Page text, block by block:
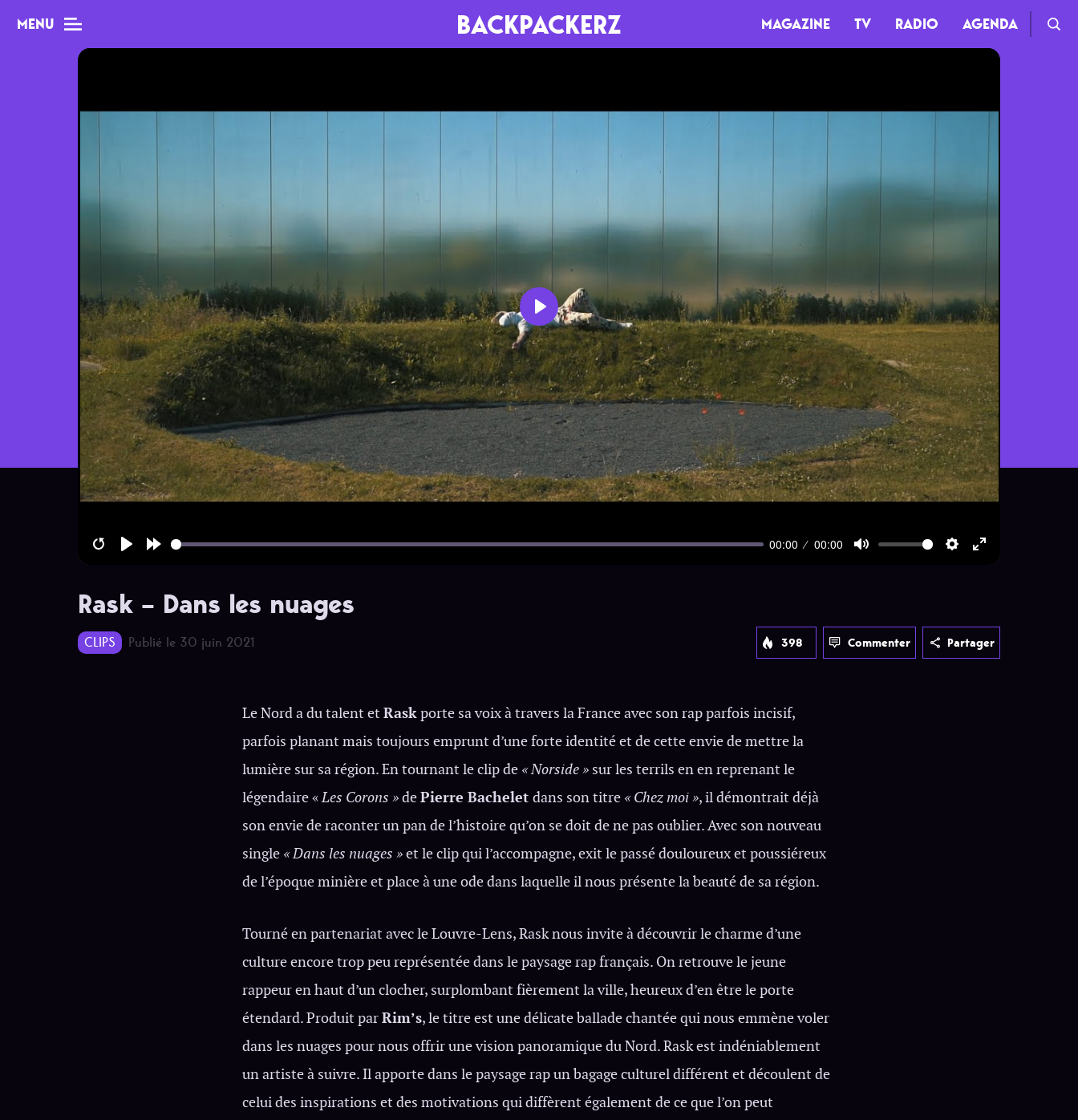
MENU BACKPACKERZ MAGAZINE TV RADIO AGENDA
MAG
Chroniques
Sorties
Newsletter
AGENDA RADIO
Mixes
TV
Live
Documentaires
00:00 00:00
Enter
Play
Rask – Dans les nuages
CLIPS Publié le 30 juin 2021 398 Commenter Partager
Le Nord a du talent et Raskporte sa voix à travers la France avec son rap parfois incisif,
parfois planant mais toujours emprunt d’une forte identité et de cette envie de mettre la
lumière sur sa région. En tournant le clip de « Norside » sur les terrils en en reprenant le
légendaire «Les Corons »dePierre Bachelet dans son titre « Chez moi », il démontrait déjà
son envie de raconter un pan de l’histoire qu’on se doit de ne pas oublier. Avec son nouveau
single « Dans les nuages »et le clip qui l’accompagne, exit le passé douloureux et poussiéreux
de l’époque minière et place à une ode dans laquelle il nous présente la beauté de sa région.
Tourné en partenariat avec le Louvre-Lens, Rask nous invite à découvrir le charme d’une
culture encore trop peu représentée dans le paysage rap français. On retrouve le jeune
rappeur en haut d’un clocher, surplombant fièrement la ville, heureux d’en être le porte
étendard. Produit parRim’s, le titre est une délicate ballade chantée qui nous emmène voler
dans les nuages pour nous offrir une vision panoramique du Nord. Rask est indéniablement
un artiste à suivre. Il apporte dans le paysage rap un bagage culturel différent et découlent de
celui des inspirations et des motivations qui diffèrent également de ce que l’on peut